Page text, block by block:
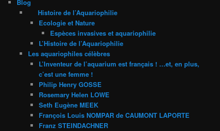
Blog
Histoire de l’Aquariophilie
Ecologie et Nature
Espèces invasives et aquariophilie
L’Histoire de l’Aquariophilie
Les aquariophiles célèbres
L’Inventeur de l’aquarium est français ! …et, en plus,
c’est une femme !
Philip Henry GOSSE
Rosemary Helen LOWE
Seth Eugène MEEK
François Louis NOMPAR de CAUMONT LAPORTE
Franz STEINDACHNER